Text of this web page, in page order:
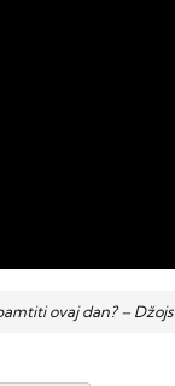
ovaj dan? – Džojs